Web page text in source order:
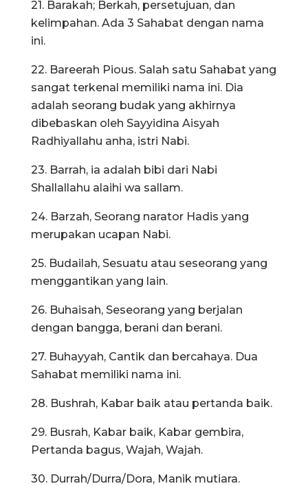
21. Barakah; Berkah, persetujuan, dan
kelimpahan. Ada 3 Sahabat dengan nama
ini.
22. Bareerah Pious. Salah satu Sahabat yang
sangat terkenal memiliki nama ini. Dia
adalah seorang budak yang akhirnya
dibebaskan oleh Sayyidina Aisyah
Radhiyallahu anha, istri Nabi.
23. Barrah, ia adalah bibi dari Nabi
Shallallahu alaihi wa sallam.
24. Barzah, Seorang narator Hadis yang
merupakan ucapan Nabi.
25. Budailah, Sesuatu atau seseorang yang
menggantikan yang lain.
26. Buhaisah, Seseorang yang berjalan
dengan bangga, berani dan berani.
27. Buhayyah, Cantik dan bercahaya. Dua
Sahabat memiliki nama ini.
28. Bushrah, Kabar baik atau pertanda baik.
29. Busrah, Kabar baik, Kabar gembira,
Pertanda bagus, Wajah, Wajah.
30. Durrah/Durra/Dora, Manik mutiara.